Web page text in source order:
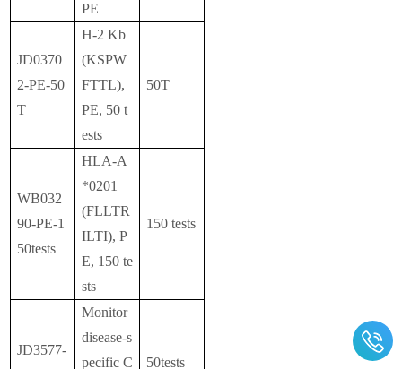
PE
JD0370
2-PE-50
T
H-2 Kb
(KSPW
FTTL),
PE, 50 t
ests
50T
WB032
90-PE-1
50tests
HLA-A
*0201
(FLLTR
ILTI), P
E, 150 te
sts
150 tests
JD3577-
Monitor
disease-s
pecific C
50tests